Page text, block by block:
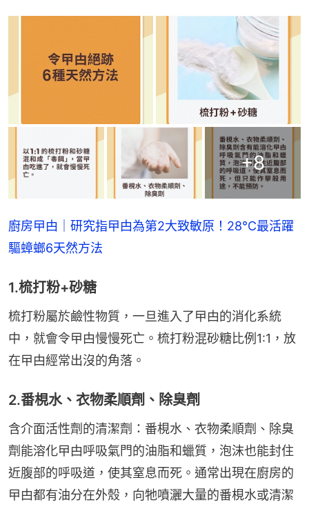
+8
廚房曱甴｜研究指曱甴為第2大致敏原！28°C最活躍
驅蟑螂6天然方法
1.梳打粉+砂糖
梳打粉屬於鹼性物質，一旦進入了曱甴的消化系統
中，就會令曱甴慢慢死亡。梳打粉混砂糖比例1:1，放
在曱甴經常出沒的角落。
2.番梘水、衣物柔順劑、除臭劑
含介面活性劑的清潔劑：番梘水、衣物柔順劑、除臭
劑能溶化曱甴呼吸氣門的油脂和蠟質，泡沫也能封住
近腹部的呼吸道，使其窒息而死。通常出現在廚房的
曱甴都有油分在外殼，向牠噴灑大量的番梘水或清潔